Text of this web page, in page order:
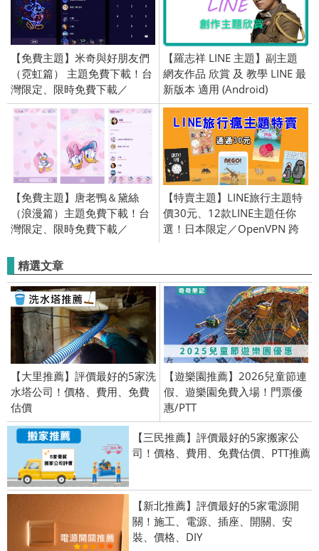
【免費主題】米奇與好朋友們
（霓虹篇） 主題免費下載！台
灣限定、限時免費下載／
2020/03/26
【羅志祥 LINE 主題】副主題
網友作品 欣賞 及 教學 LINE 最
新版本 適用 (Android)
【免費主題】唐老鴨＆黛絲
（浪漫篇）主題免費下載！台
灣限定、限時免費下載／
【特賣主題】LINE旅行主題特
價30元、12款LINE主題任你
選！日本限定／OpenVPN 跨
精選文章
【大里推薦】評價最好的5家洗
水塔公司！價格、費用、免費
估價
【遊樂園推薦】2026兒童節連
假、遊樂園免費入場！門票優
惠/PTT
【三民推薦】評價最好的5家搬家公
司！價格、費用、免費估價、PTT推薦
【新北推薦】評價最好的5家電源開
關！施工、電源、插座、開關、安
裝、價格、DIY